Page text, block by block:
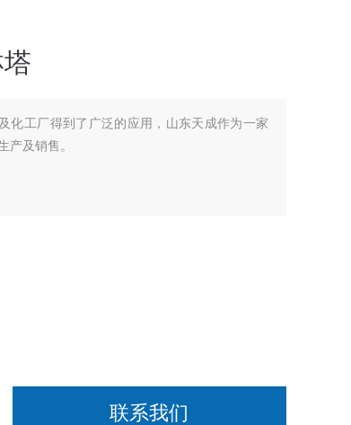
化工厂得到了广泛的应用，山东天成作为一家
产及销售。
联系我们